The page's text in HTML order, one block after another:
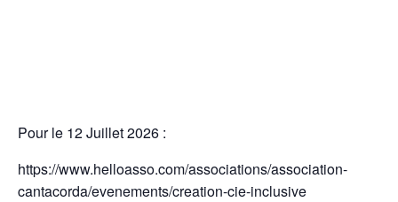
Pour le 12 Juillet 2026 :
https://www.helloasso.com/associations/association-
cantacorda/evenements/creation-cie-inclusive